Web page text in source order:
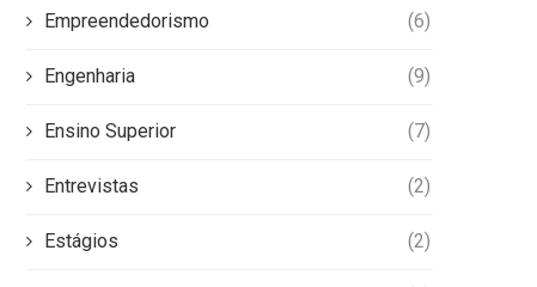
Empreendedorismo (6)
Engenharia (9)
Ensino Superior (7)
Entrevistas (2)
Estágios (2)